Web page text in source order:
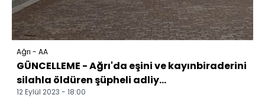
Ağrı - AA
GÜNCELLEME - Ağrı'da eşini ve kayınbiraderini
silahla öldüren şüpheli adliy...
12 Eylül 2023 - 18:00